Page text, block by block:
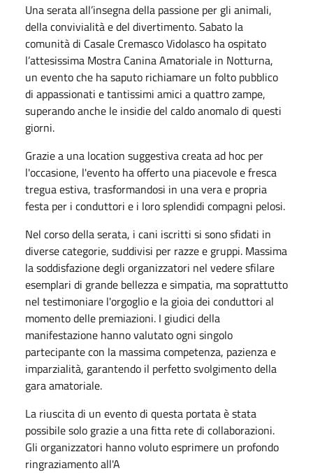
Una serata all’insegna della passione per gli animali,
della convivialità e del divertimento. Sabato la
comunità di Casale Cremasco Vidolasco ha ospitato
l’attesissima Mostra Canina Amatoriale in Notturna,
un evento che ha saputo richiamare un folto pubblico
di appassionati e tantissimi amici a quattro zampe,
superando anche le insidie del caldo anomalo di questi
giorni.
Grazie a una location suggestiva creata ad hoc per
l'occasione, l'evento ha offerto una piacevole e fresca
tregua estiva, trasformandosi in una vera e propria
festa per i conduttori e i loro splendidi compagni pelosi.
​Nel corso della serata, i cani iscritti si sono sfidati in
diverse categorie, suddivisi per razze e gruppi. Massima
la soddisfazione degli organizzatori nel vedere sfilare
esemplari di grande bellezza e simpatia, ma soprattutto
nel testimoniare l'orgoglio e la gioia dei conduttori al
momento delle premiazioni. I giudici della
manifestazione hanno valutato ogni singolo
partecipante con la massima competenza, pazienza e
imparzialità, garantendo il perfetto svolgimento della
gara amatoriale.
​La riuscita di un evento di questa portata è stata
possibile solo grazie a una fitta rete di collaborazioni.
Gli organizzatori hanno voluto esprimere un profondo
ringraziamento all'A